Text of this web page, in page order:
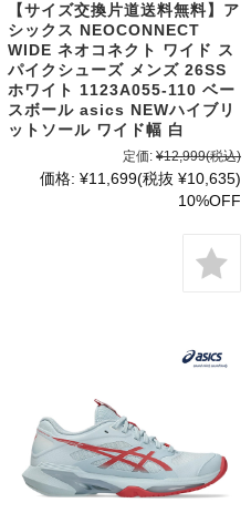
【サイズ交換片道送料無料】ア
シックス NEOCONNECT
WIDE ネオコネクト ワイド ス
パイクシューズ メンズ 26SS
ホワイト 1123A055-110 ベー
スボール asics NEWハイブリ
ットソール ワイド幅 白
定価: ¥12,999(税込)
価格: ¥11,699(税抜 ¥10,635)
10%OFF